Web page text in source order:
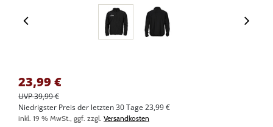
23,99 €
UVP 39,99 €
Niedrigster Preis der letzten 30 Tage 23,99 €
inkl. 19 % MwSt., ggf. zzgl. Versandkosten